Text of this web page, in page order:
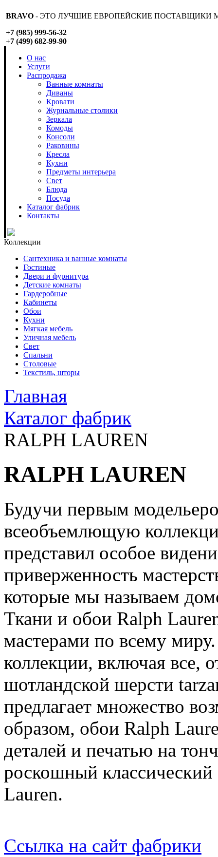
BRAVO - ЭТО ЛУЧШИЕ ЕВРОПЕЙСКИЕ ПОСТАВЩИКИ
+7 (985) 999-56-32
+7 (499) 682-99-90
О нас
Услуги
Распродажа
Ванные комнаты
Диваны
Кровати
Журнальные столики
Зеркала
Комоды
Консоли
Раковины
Кресла
Кухни
Предметы интерьера
Свет
Блюда
Посуда
Каталог фабрик
Контакты
Коллекции
Сантехника и ванные комнаты
Гостиные
Двери и фурнитура
Детские комнаты
Гардеробные
Кабинеты
Обои
Кухни
Мягкая мебель
Уличная мебель
Свет
Спальни
Столовые
Текстиль, шторы
Главная
Каталог фабрик
RALPH LAUREN
RALPH LAUREN
Будучи первым
всеобъемлющую
представил особое
приверженность
которые мы называем
Ткани и обои Ralph
мастерами по всему
коллекции, включая все,
шотландской шерсти
предлагает множество
образом, обои Ralph
деталей и печатью на
роскошный
Lauren.
Ссылка на сайт фабрики